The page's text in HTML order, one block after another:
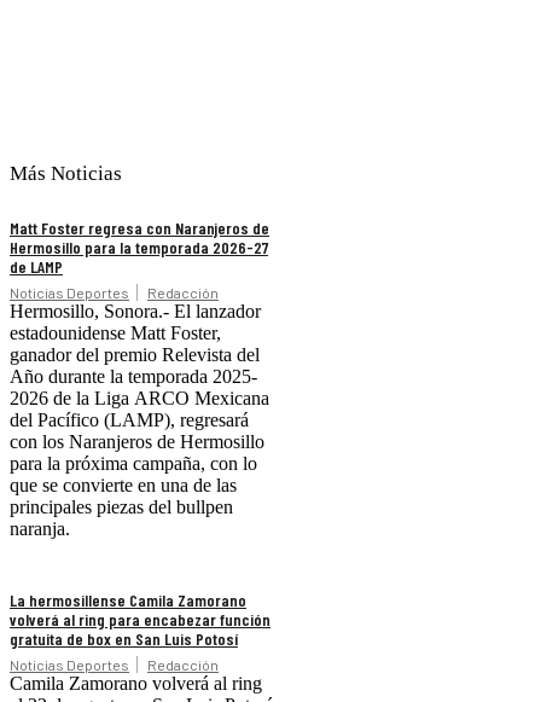
Más Noticias
Matt Foster regresa con Naranjeros de
Hermosillo para la temporada 2026-27
de LAMP
Noticias Deportes Redacción
Hermosillo, Sonora.- El lanzador
estadounidense Matt Foster,
ganador del premio Relevista del
Año durante la temporada 2025-
2026 de la Liga ARCO Mexicana
del Pacífico (LAMP), regresará
con los Naranjeros de Hermosillo
para la próxima campaña, con lo
que se convierte en una de las
principales piezas del bullpen
naranja.
La hermosillense Camila Zamorano
volverá al ring para encabezar función
gratuita de box en San Luis Potosí
Noticias Deportes Redacción
Camila Zamorano volverá al ring